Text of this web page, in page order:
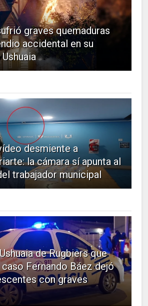
graves quemaduras
accidental en su
desmiente a
la cámara sí apunta al
trabajador municipal
de Rugbiers que
Fernando Báez dejó
con graves